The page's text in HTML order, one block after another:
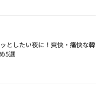
としたい夜に！爽快・痛快な韓
5選